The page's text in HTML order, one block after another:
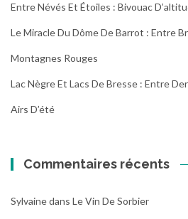
Entre Névés Et Étoiles : Bivouac
Le Miracle Du Dôme De Barrot : Entre
Montagnes Rouges
Lac Nègre Et Lacs De Bresse : Entre
Airs D’été
Commentaires récents
Sylvainedans Le Vin De Sorbier